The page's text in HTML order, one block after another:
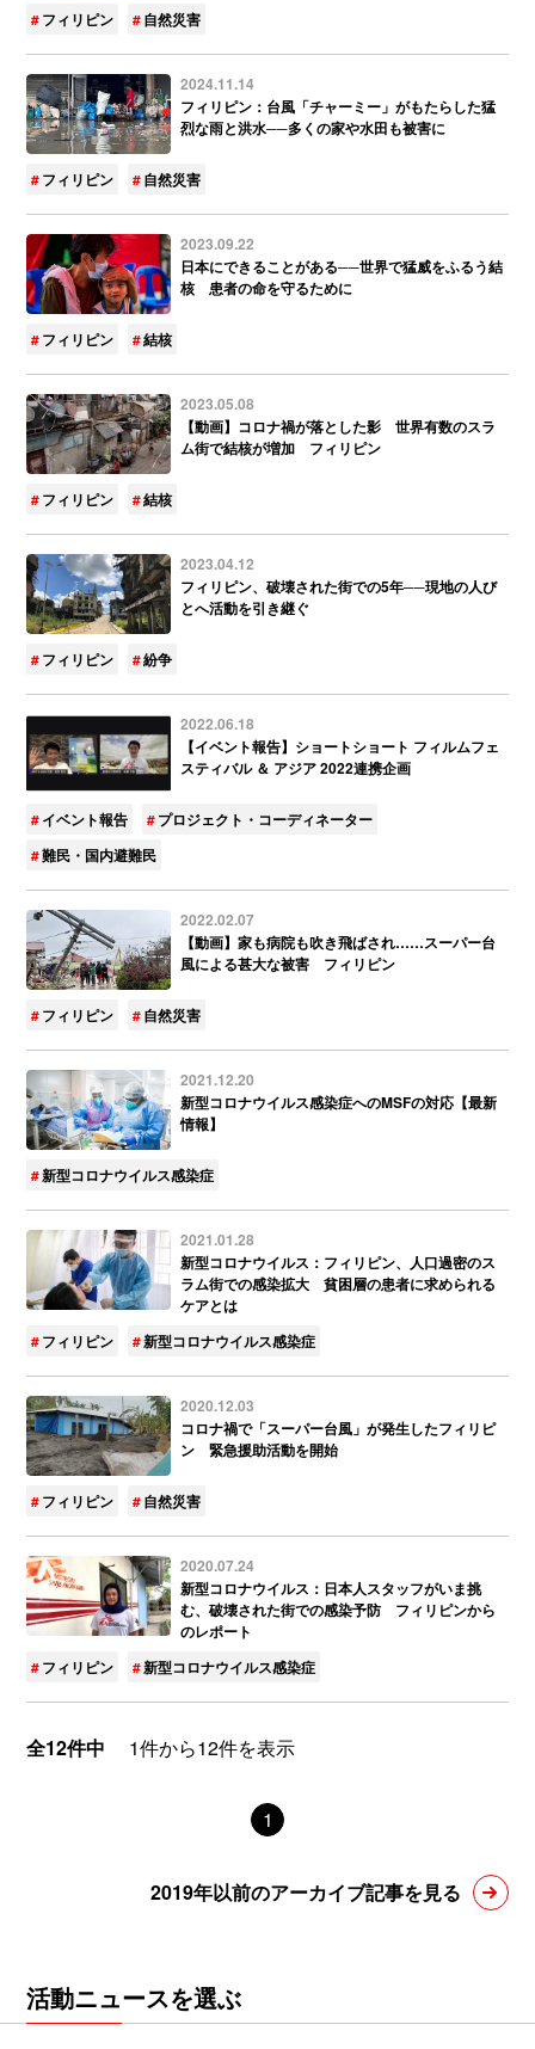
フィリピン 自然災害
2024.11.14
フィリピン：台風「チャーミー」がもたらした猛
烈な雨と洪水──多くの家や水田も被害に
フィリピン 自然災害
2023.09.22
日本にできることがある──世界で猛威をふるう結
核 患者の命を守るために
フィリピン 結核
2023.05.08
【動画】コロナ禍が落とした影 世界有数のスラ
ム街で結核が増加 フィリピン
フィリピン 結核
2023.04.12
フィリピン、破壊された街での5年──現地の人び
とへ活動を引き継ぐ
フィリピン 紛争
2022.06.18
【イベント報告】ショートショート フィルムフェ
スティバル ＆ アジア 2022連携企画
イベント報告
プロジェクト・コーディネーター
難民・国内避難民
2022.02.07
【動画】家も病院も吹き飛ばされ……スーパー台
風による甚大な被害 フィリピン
フィリピン 自然災害
2021.12.20
新型コロナウイルス感染症へのMSFの対応【最新
情報】
新型コロナウイルス感染症
2021.01.28
新型コロナウイルス：フィリピン、人口過密のス
ラム街での感染拡大 貧困層の患者に求められる
ケアとは
フィリピン
新型コロナウイルス感染症
2020.12.03
コロナ禍で「スーパー台風」が発生したフィリピ
ン 緊急援助活動を開始
フィリピン 自然災害
2020.07.24
新型コロナウイルス：日本人スタッフがいま挑
む、破壊された街での感染予防 フィリピンから
のレポート
フィリピン
新型コロナウイルス感染症
全12件中 1件から12件を表示
1
2019年以前のアーカイブ記事を見る
活動ニュースを選ぶ